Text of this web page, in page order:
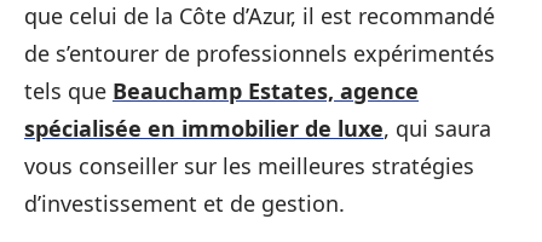
que celui de la Côte d’Azur, il est recommandé
de s’entourer de professionnels expérimentés
tels que Beauchamp Estates, agence
spécialisée en immobilier de luxe, qui saura
vous conseiller sur les meilleures stratégies
d’investissement et de gestion.